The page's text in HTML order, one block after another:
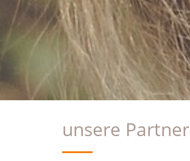
unsere Partner